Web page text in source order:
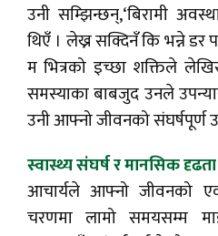
उनी सम्झिन्छन्,‘बिरामी
थिएँ । लेख्न सक्दिनँ कि भन्ने डर
म भित्रको इच्छा शक्तिले
समस्याका बाबजुद उनले
उनी आफ्नो जीवनको संघर्षपूर्ण
स्वास्थ्य संघर्ष र मानसिक दृढता
आचार्यले आफ्नो जीवनको
चरणमा लामो समयसम्म